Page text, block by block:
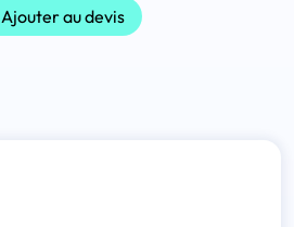
Ajouter au devis